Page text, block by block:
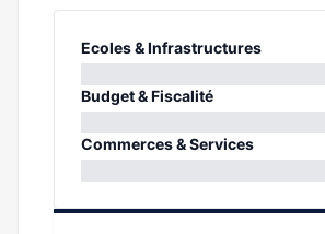
Ecoles & Infrastructures
0%
Budget & Fiscalité
0%
Commerces & Services